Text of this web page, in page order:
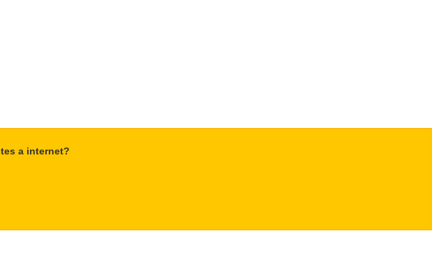
a internet?